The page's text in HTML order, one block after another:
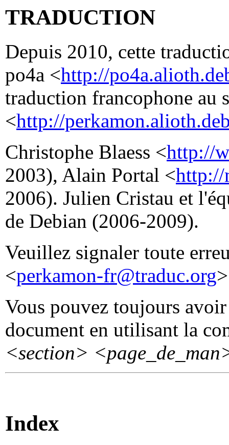
TRADUCTION
Depuis 2010, cette
po4a <http://
traduction francophone au
<http://
Christophe Blaess <http://
2003), Alain Portal <http://
2006). Julien Cristau et
de Debian (2006-2009).
Veuillez signaler toute
<perkamon-fr@traduc.org
Vous pouvez toujours
document en utilisant la
<section>
Index